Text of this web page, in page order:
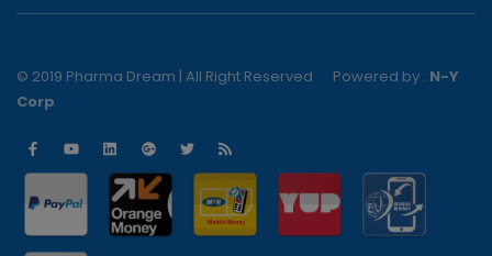
© 2019 Pharma Dream | All Right Reserved Powered by : N-Y
Corp